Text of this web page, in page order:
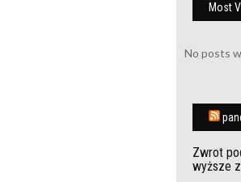
Most
No posts
Zwrot
wyższe